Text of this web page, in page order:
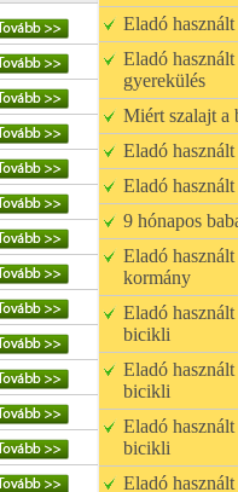
Eladó
Eladó
gyerekülés
Miért szalajt a
Eladó
Eladó
9 hónapos
Eladó
kormány
Eladó használt
bicikli
Eladó
bicikli
Eladó
bicikli
Eladó